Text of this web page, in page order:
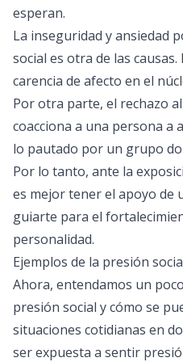
esperan.
La inseguridad y ansiedad
social es otra de las
carencia de afecto en el
Por otra parte, el rechazo
coacciona a una persona a
lo pautado por un grupo
Por lo tanto, ante la
es mejor tener el apoyo de
guiarte para el
personalidad.
Ejemplos de la presión
Ahora, entendamos un
presión social y cómo se
situaciones cotidianas en
ser expuesta a sentir